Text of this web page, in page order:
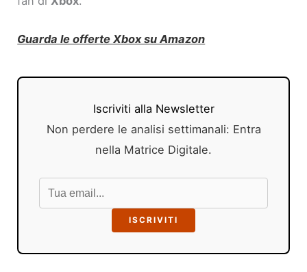
Guarda le offerte Xbox su Amazon
Iscriviti alla Newsletter
Non perdere le analisi settimanali: Entra
nella Matrice Digitale.
ISCRIVITI